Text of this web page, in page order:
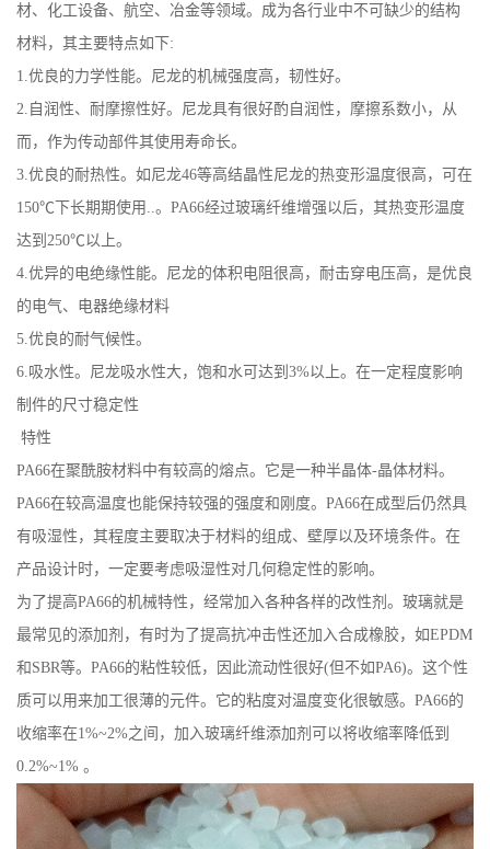
材、化工设备、航空、冶金等领域。成为各行业中不可缺少的结构
材料，其主要特点如下:
1. 优良的力学性能。尼龙的机械强度高，韧性好。
2. 自润性、耐摩擦性好。尼龙具有很好酌自润性，摩擦系数小，从
而，作为传动部件其使用寿命长。
3. 优良的耐热性。如尼龙46等高结晶性尼龙的热变形温度很高，可在
150℃下长期期使用 。 PA66经过玻璃纤维增强以后，其热变形温度
达到 250℃以上。
4. 优异的电绝缘性能。尼龙的体积电阻很高，耐击穿电压高，是优良
的电气、电器绝缘材料
5. 优良的耐气候性。
6. 吸水性。尼龙吸水性大，饱和水可达到 3%以上。在一定程度影响
制件的尺寸稳定性
特性
PA66在聚酰胺材料中有较高的熔点。它是一种半晶体-晶体材料。
PA66在较高温度也能保持较强的强度和刚度。 PA66在成型后仍然具
有吸湿性，其程度主要取决于材料的组成、壁厚以及环境条件。在
产品设计时，一定要考虑吸湿性对几何稳定性的影响。
为了提高PA66的机械特性，经常加入各种各样的改性剂。玻璃就是
最常见的添加剂，有时为了提高抗冲击性还加入合成橡胶，如EPDM
和SBR等。 PA66的粘性较低，因此流动性很好(但不如PA6)。这个性
质可以用来加工很薄的元件。它的粘度对温度变化很敏感。 PA66的
收缩率在1%~2%之间，加入玻璃纤维添加剂可以将收缩率降低到
0.2%~1% 。